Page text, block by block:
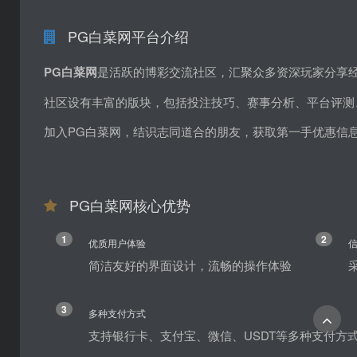
PG白菜网平台介绍
PG白菜网是活跃的博彩交流社区，汇聚众多资深玩家分
社区设有丰富的版块，包括投注技巧、赛事分析、平台评
加入PG白菜网，结识志同道合的朋友，获取第一手优惠
PG白菜网核心优势
1 优质用户体验
简洁友好的界面设计，流畅的操作体验
2
3 多种支付方式
支持银行卡、支付宝、微信、USDT等多种支付方